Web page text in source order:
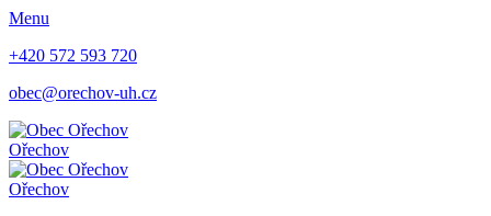
Menu
+420 572 593 720
obec@orechov-uh.cz
Ořechov
Ořechov